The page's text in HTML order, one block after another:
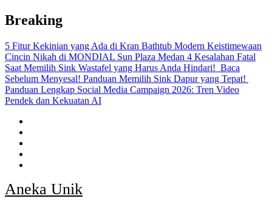
Skip
to
Breaking
5 Fitur Kekinian yang Ada di Kran Bathtub Modern Keistimewaan
Cincin Nikah di MONDIAL Sun Plaza Medan 4 Kesalahan Fatal
Saat Memilih Sink Wastafel yang Harus Anda Hindari! Baca
Sebelum Menyesal! Panduan Memilih Sink Dapur yang Tepat!
Panduan Lengkap Social Media Campaign 2026: Tren Video
Pendek dan Kekuatan AI
Aneka Unik